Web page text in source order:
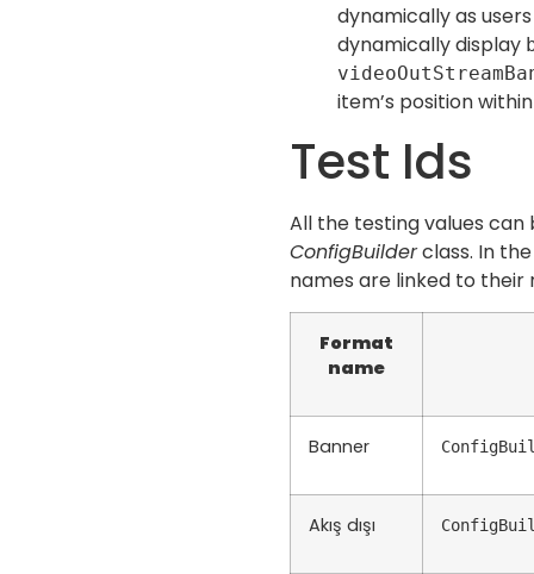
dynamically as
dynamically display
item’s position
Test Ids
All the testing values can
ConfigBuilderclass. In
names are linked to their
Format
name
Banner
Akış dışı